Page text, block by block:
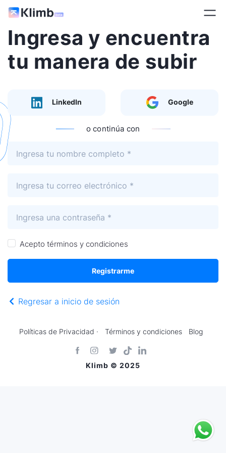
Ingresa y encuentra
tu manera de subir
LinkedIn Google
o continúa con
Acepto términos y condiciones
Registrarme
Regresar a inicio de sesión
Políticas de Privacidad · Términos y condiciones Blog
Klimb © 2025